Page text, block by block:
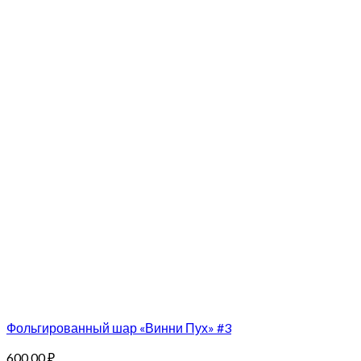
Фольгированный шар «Винни Пух» #3
600.00₽